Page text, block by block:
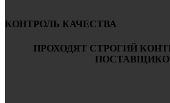
КОНТРОЛЬ КАЧЕСТВА
ПРОХОДЯТ СТРОГИЙ